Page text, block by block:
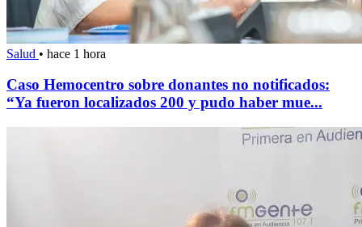
Salud • hace 1 hora
Caso Hemocentro sobre donantes no notificados:
“Ya fueron localizados 200 y pudo haber mue...